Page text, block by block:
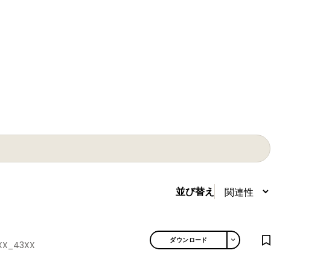
並び替え
ダウンロード TOGGLE DROPDOWN